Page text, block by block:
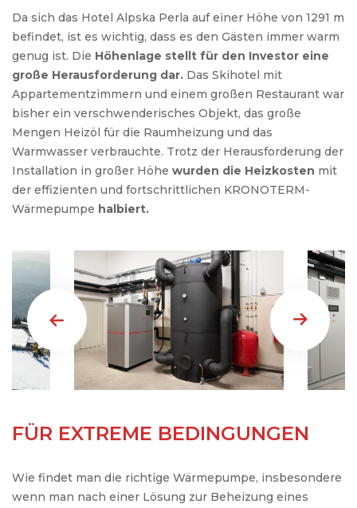
Da sich das Hotel Alpska Perla auf einer Höhe von 1291 m
befindet, ist es wichtig, dass es den Gästen immer warm
genug ist. Die Höhenlage stellt für den Investor eine
große Herausforderung dar. Das Skihotel mit
Appartementzimmern und einem großen Restaurant war
bisher ein verschwenderisches Objekt, das große
Mengen Heizöl für die Raumheizung und das
Warmwasser verbrauchte. Trotz der Herausforderung der
Installation in großer Höhe wurden die Heizkosten mit
der effizienten und fortschrittlichen KRONOTERM-
Wärmepumpe halbiert.
FÜR EXTREME BEDINGUNGEN
Wie findet man die richtige Wärmepumpe, insbesondere
wenn man nach einer Lösung zur Beheizung eines